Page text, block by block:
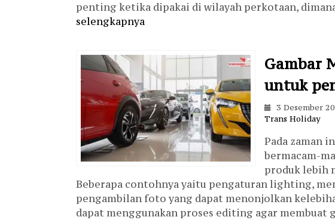
penting ketika dipakai di wilayah perkotaan,
selengkapnya
Gambar
untuk
3 Desember
Trans Holiday
Pada zaman
bermacam-
produk lebih
Beberapa contohnya yaitu pengaturan lighting,
pengambilan foto yang dapat menonjolkan
dapat menggunakan proses editing agar membuat